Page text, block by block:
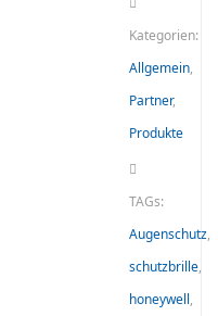
Kategorien:
Allgemein,
Partner,
Produkte
TAGs:
Augenschutz,
schutzbrille,
honeywell,